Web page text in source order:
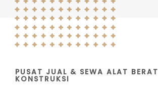
PUSAT JUAL & SEWA ALAT BERAT
KONSTRUKSI